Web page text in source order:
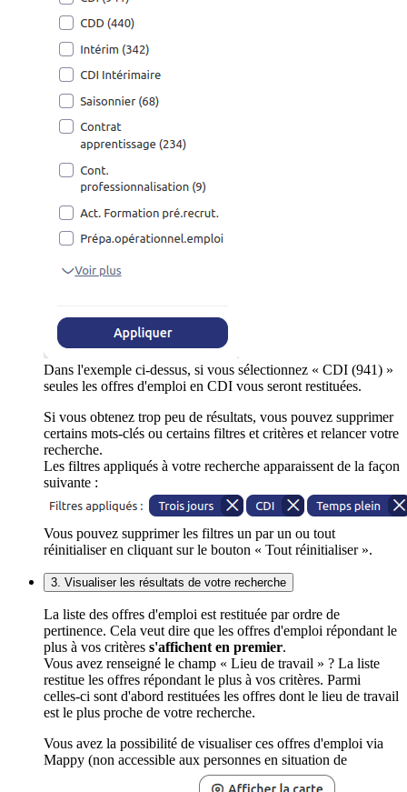
Dans l'exemple ci-dessus, si vous sélectionnez « CDI (941) »
seules les offres d'emploi en CDI vous seront restituées.
Si vous obtenez trop peu de résultats, vous pouvez supprimer
certains mots-clés ou certains filtres et critères et relancer votre
recherche.
Les filtres appliqués à votre recherche apparaissent de la façon
suivante :
Vous pouvez supprimer les filtres un par un ou tout
réinitialiser en cliquant sur le bouton « Tout réinitialiser ».
3. Visualiser les résultats de votre recherche
La liste des offres d'emploi est restituée par ordre de
pertinence. Cela veut dire que les offres d'emploi répondant le
plus à vos critères s'affichent en premier.
Vous avez renseigné le champ « Lieu de travail » ? La liste
restitue les offres répondant le plus à vos critères. Parmi
celles-ci sont d'abord restituées les offres dont le lieu de travail
est le plus proche de votre recherche.
Vous avez la possibilité de visualiser ces offres d'emploi via
Mappy (non accessible aux personnes en situation de